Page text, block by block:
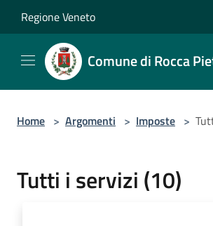
Regione Veneto
Comune di Rocca
Home > Argomenti > Imposte >
Tutti i servizi (10)